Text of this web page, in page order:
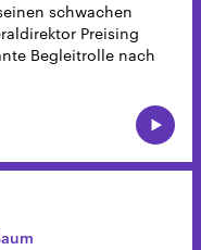
schwachen
Preising
Begleitrolle nach